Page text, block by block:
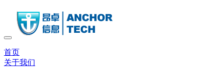
首页
关于我们